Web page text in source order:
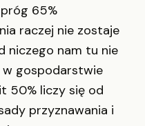
65%
raczej nie zostaje
niczego nam tu nie
w gospodarstwie
50% liczy się od
przyznawania i